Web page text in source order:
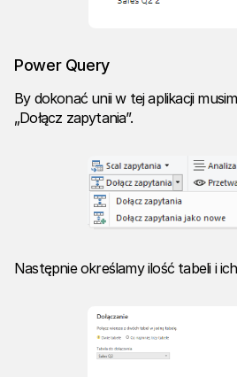
Power Query
By dokonać unii w tej aplikacji
„Dołącz zapytania”.
Następnie określamy ilość tabeli i